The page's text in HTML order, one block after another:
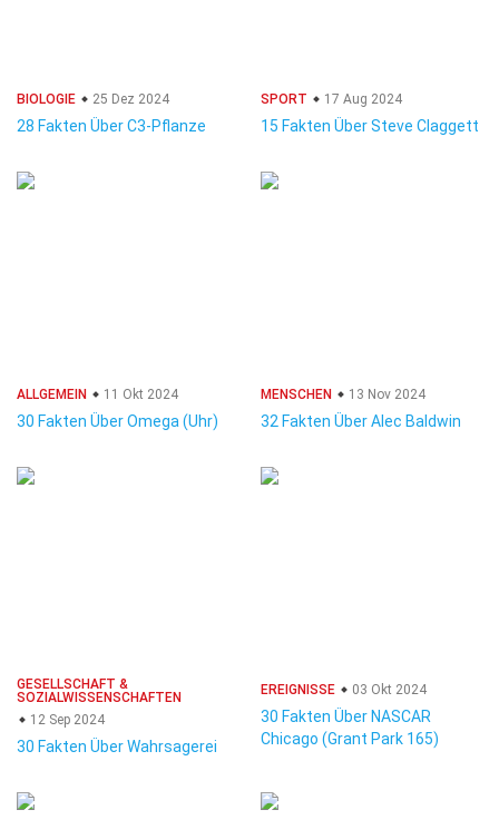
BIOLOGIE 25 Dez 2024
28 Fakten Über C3-Pflanze
SPORT 17 Aug 2024
15 Fakten Über Steve Claggett
ALLGEMEIN 11 Okt 2024
30 Fakten Über Omega (Uhr)
MENSCHEN 13 Nov 2024
32 Fakten Über Alec Baldwin
GESELLSCHAFT &
SOZIALWISSENSCHAFTEN
12 Sep 2024
30 Fakten Über Wahrsagerei
EREIGNISSE 03 Okt 2024
30 Fakten Über NASCAR
Chicago (Grant Park 165)